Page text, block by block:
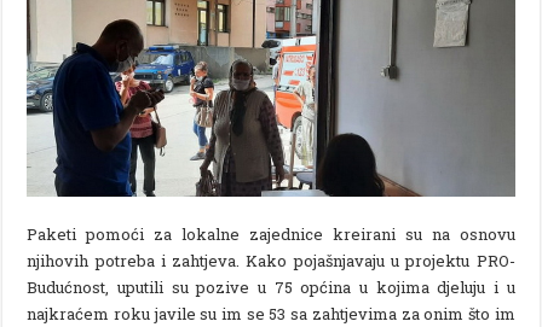
Paketi pomoći za lokalne zajednice kreirani su na osnovu
njihovih potreba i zahtjeva. Kako pojašnjavaju u projektu PRO-
Budućnost, uputili su pozive u 75 općina u kojima djeluju i u
najkraćem roku javile su im se 53 sa zahtjevima za onim što im